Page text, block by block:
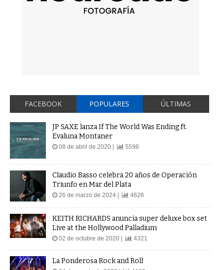
FACEBOOK POPULARES ÚLTIMAS
JP SAXE lanza If The World Was Ending ft.
Evaluna Montaner
08 de abril de 2020 | 5596
Claudio Basso celebra 20 años de Operación
Triunfo en Mar del Plata
26 de marzo de 2024 | 4626
KEITH RICHARDS anuncia super deluxe box set
Live at the Hollywood Palladium
02 de octubre de 2020 | 4321
La Ponderosa Rock and Roll